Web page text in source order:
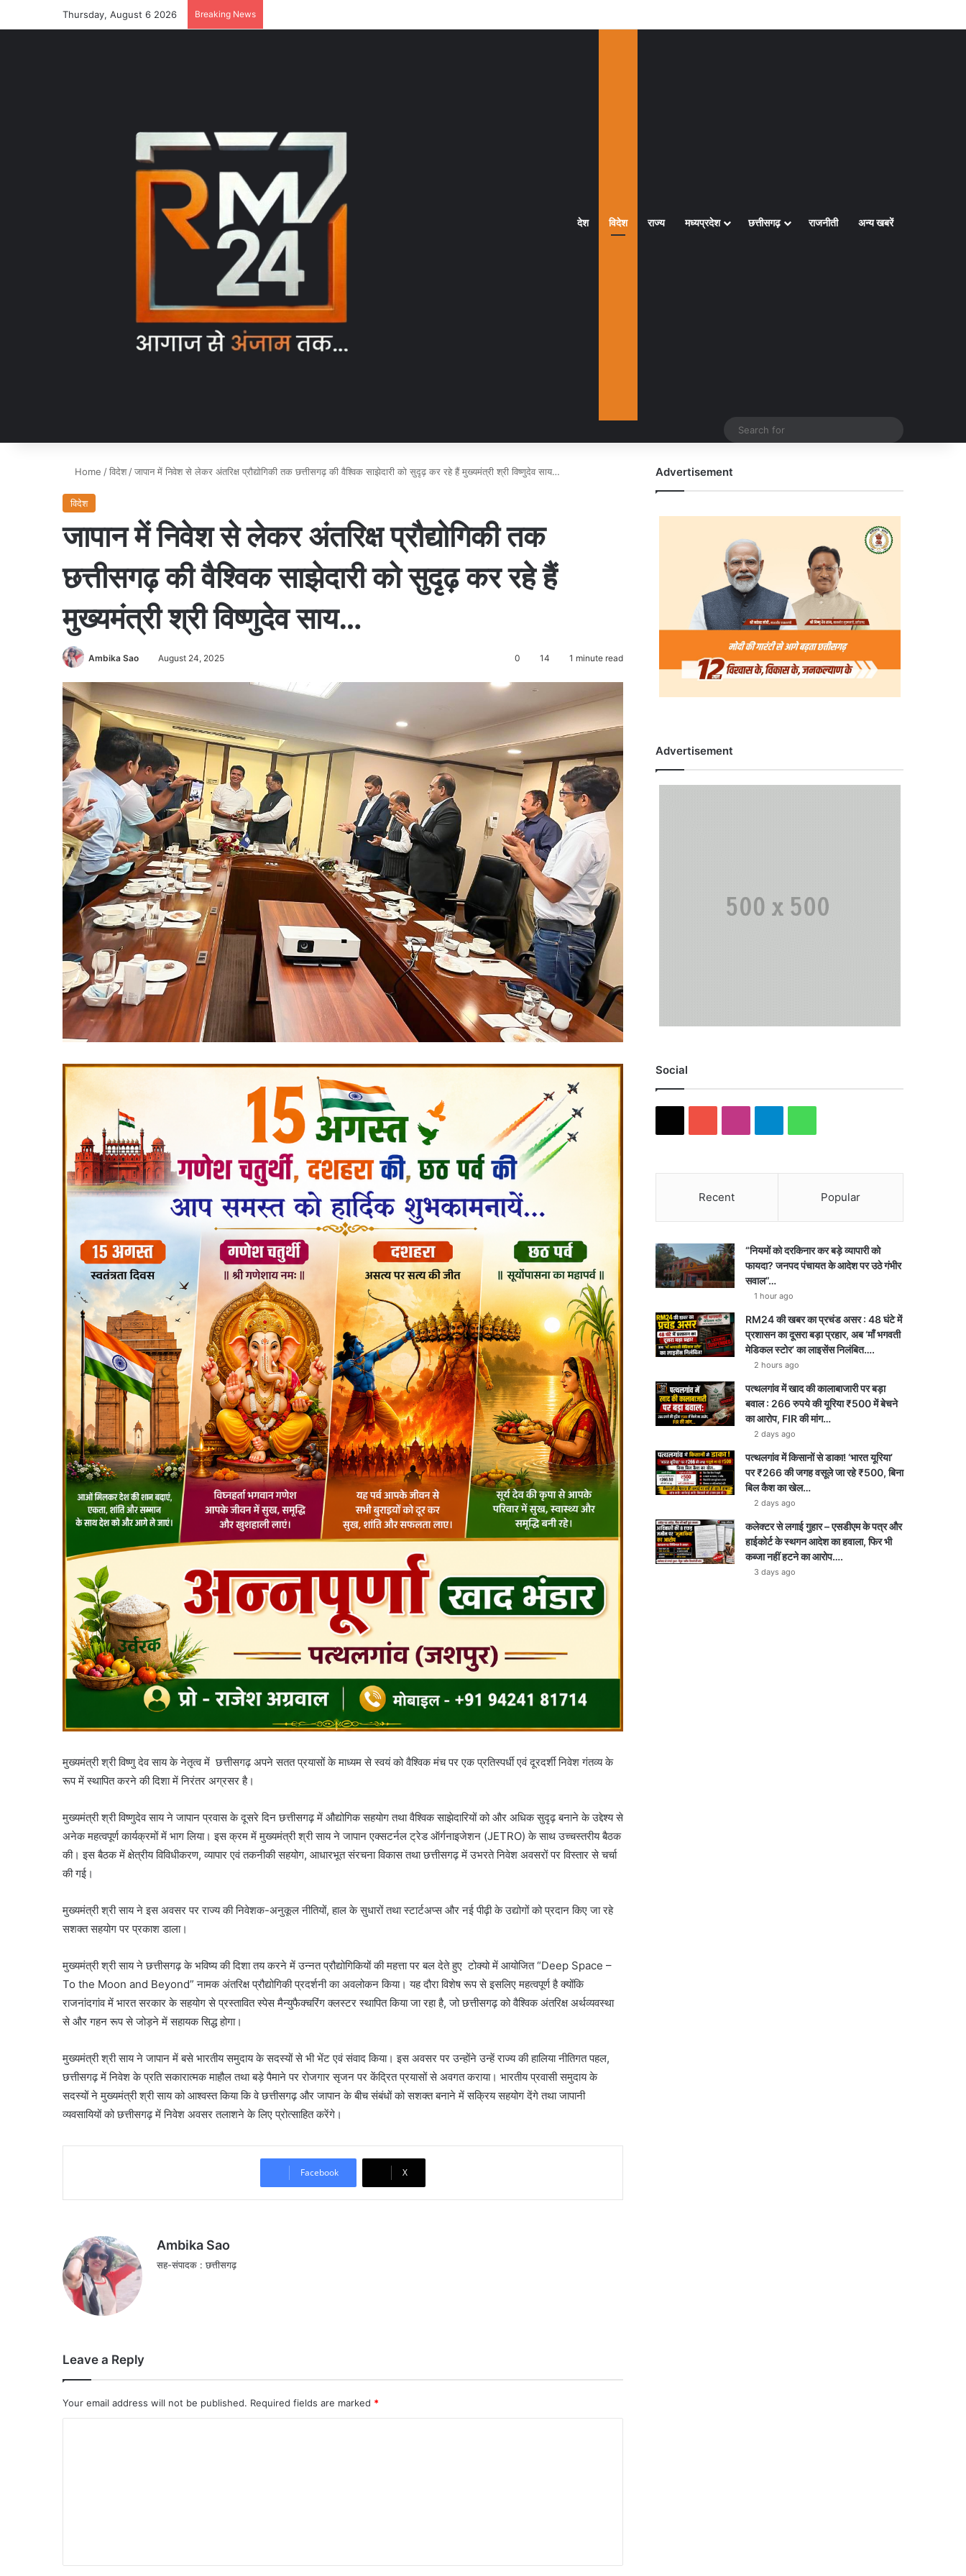
Thursday, August 6 2026 Breaking News
Homeदेश विदेश राज्य मध्यप्रदेश छत्तीसगढ़ राजनीती अन्य खबरें
Home /विदेश /जापान में निवेश से लेकर अंतरिक्ष प्रौद्योगिकी तक छत्तीसगढ़ की वैश्विक साझेदारी को सुदृढ़ कर रहे हैं मुख्यमंत्री श्री विष्णुदेव साय…
विदेश
जापान में निवेश से लेकर अंतरिक्ष प्रौद्योगिकी तक
छत्तीसगढ़ की वैश्विक साझेदारी को सुदृढ़ कर रहे हैं
मुख्यमंत्री श्री विष्णुदेव साय…
Ambika Sao August 24, 2025 0 14 1 minute read
मुख्यमंत्री श्री विष्णु देव साय के नेतृत्व में छत्तीसगढ़ अपने सतत प्रयासों के माध्यम से स्वयं को वैश्विक मंच पर एक प्रतिस्पर्धी एवं दूरदर्शी निवेश गंतव्य के
रूप में स्थापित करने की दिशा में निरंतर अग्रसर है।
मुख्यमंत्री श्री विष्णुदेव साय ने जापान प्रवास के दूसरे दिन छत्तीसगढ़ में औद्योगिक सहयोग तथा वैश्विक साझेदारियों को और अधिक सुदृढ़ बनाने के उद्देश्य से
अनेक महत्वपूर्ण कार्यक्रमों में भाग लिया। इस क्रम में मुख्यमंत्री श्री साय ने जापान एक्सटर्नल ट्रेड ऑर्गनाइजेशन (JETRO) के साथ उच्चस्तरीय बैठक
की। इस बैठक में क्षेत्रीय विविधीकरण, व्यापार एवं तकनीकी सहयोग, आधारभूत संरचना विकास तथा छत्तीसगढ़ में उभरते निवेश अवसरों पर विस्तार से चर्चा
की गई।
मुख्यमंत्री श्री साय ने इस अवसर पर राज्य की निवेशक-अनुकूल नीतियों, हाल के सुधारों तथा स्टार्टअप्स और नई पीढ़ी के उद्योगों को प्रदान किए जा रहे
सशक्त सहयोग पर प्रकाश डाला।
मुख्यमंत्री श्री साय ने छत्तीसगढ़ के भविष्य की दिशा तय करने में उन्नत प्रौद्योगिकियों की महत्ता पर बल देते हुए टोक्यो में आयोजित “Deep Space –
To the Moon and Beyond” नामक अंतरिक्ष प्रौद्योगिकी प्रदर्शनी का अवलोकन किया। यह दौरा विशेष रूप से इसलिए महत्वपूर्ण है क्योंकि
राजनांदगांव में भारत सरकार के सहयोग से प्रस्तावित स्पेस मैन्युफैक्चरिंग क्लस्टर स्थापित किया जा रहा है, जो छत्तीसगढ़ को वैश्विक अंतरिक्ष अर्थव्यवस्था
से और गहन रूप से जोड़ने में सहायक सिद्ध होगा।
मुख्यमंत्री श्री साय ने जापान में बसे भारतीय समुदाय के सदस्यों से भी भेंट एवं संवाद किया। इस अवसर पर उन्होंने उन्हें राज्य की हालिया नीतिगत पहल,
छत्तीसगढ़ में निवेश के प्रति सकारात्मक माहौल तथा बड़े पैमाने पर रोजगार सृजन पर केंद्रित प्रयासों से अवगत कराया। भारतीय प्रवासी समुदाय के
सदस्यों ने मुख्यमंत्री श्री साय को आश्वस्त किया कि वे छत्तीसगढ़ और जापान के बीच संबंधों को सशक्त बनाने में सक्रिय सहयोग देंगे तथा जापानी
व्यवसायियों को छत्तीसगढ़ में निवेश अवसर तलाशने के लिए प्रोत्साहित करेंगे।
Facebook X
Ambika Sao
सह-संपादक : छत्तीसगढ़
Leave a Reply
Your email address will not be published. Required fields are marked *
Advertisement
Advertisement
Social
Recent Popular
“नियमों को दरकिनार कर बड़े व्यापारी को
फायदा? जनपद पंचायत के आदेश पर उठे गंभीर
सवाल”…
1 hour ago
RM24 की खबर का प्रचंड असर : 48 घंटे में
प्रशासन का दूसरा बड़ा प्रहार, अब ‘माँ भगवती
मेडिकल स्टोर’ का लाइसेंस निलंबित….
2 hours ago
पत्थलगांव में खाद की कालाबाजारी पर बड़ा
बवाल : 266 रुपये की यूरिया ₹500 में बेचने
का आरोप, FIR की मांग…
2 days ago
पत्थलगांव में किसानों से डाका! ‘भारत यूरिया’
पर ₹266 की जगह वसूले जा रहे ₹500, बिना
बिल कैश का खेल…
2 days ago
कलेक्टर से लगाई गुहार – एसडीएम के पत्र और
हाईकोर्ट के स्थगन आदेश का हवाला, फिर भी
कब्जा नहीं हटने का आरोप….
3 days ago